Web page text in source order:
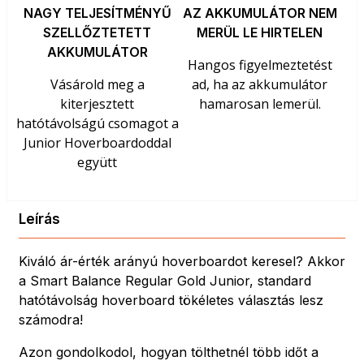
NAGY TELJESÍTMÉNYŰ
SZELLŐZTETETT
AKKUMULÁTOR
Vásárold meg a
kiterjesztett
hatótávolságú csomagot a
Junior Hoverboardoddal
együtt
AZ AKKUMULÁTOR NEM
MERÜL LE HIRTELEN
Hangos figyelmeztetést
ad, ha az akkumulátor
hamarosan lemerül.
Leírás
Kiváló ár-érték arányú hoverboardot keresel? Akkor
a Smart Balance Regular Gold Junior, standard
hatótávolság hoverboard tökéletes választás lesz
számodra!
Azon gondolkodol, hogyan tölthetnél több időt a